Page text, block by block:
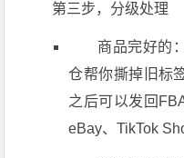
第三步，分级处理
商品完好的
仓帮你撕掉旧标
之后可以发回
eBay、TikTok